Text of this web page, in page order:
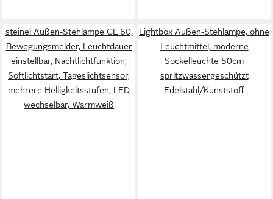
steinel Außen-Stehlampe GL 60,
Bewegungsmelder, Leuchtdauer
einstellbar, Nachtlichtfunktion,
Softlichtstart, Tageslichtsensor,
mehrere Helligkeitsstufen, LED
wechselbar, Warmweiß
Lightbox Außen-Stehlampe, ohne
Leuchtmittel, moderne
Sockelleuchte 50cm
spritzwassergeschützt
Edelstahl/Kunststoff